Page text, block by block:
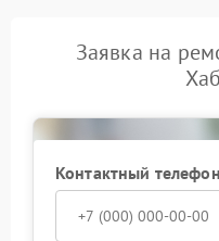
Заявка на
Контактный